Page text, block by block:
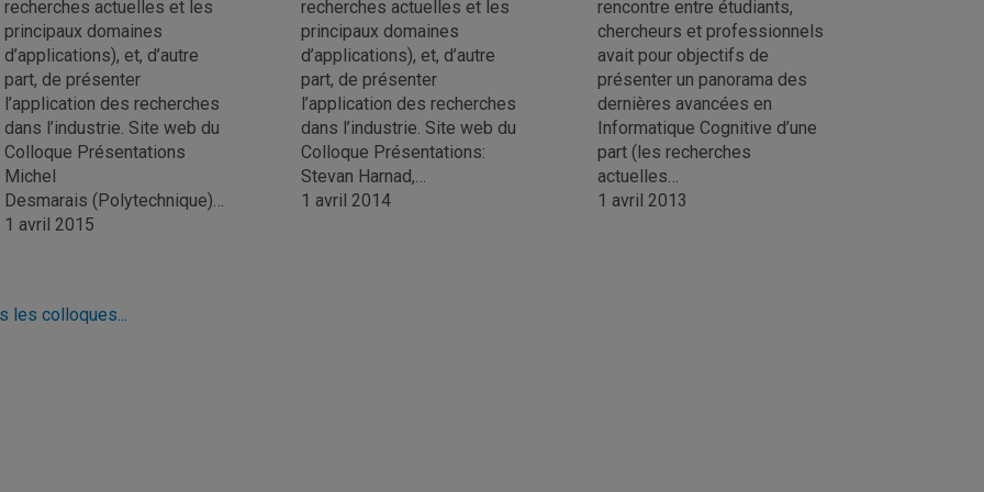
recherches actuelles et les
principaux domaines
d’applications), et, d’autre
part, de présenter
l’application des recherches
dans l’industrie. Site web du
Colloque Présentations
Michel
Desmarais (Polytechnique)…
1 avril 2015
recherches actuelles et les
principaux domaines
d’applications), et, d’autre
part, de présenter
l’application des recherches
dans l’industrie. Site web du
Colloque Présentations:
Stevan Harnad,…
1 avril 2014
rencontre entre étudiants,
chercheurs et professionnels
avait pour objectifs de
présenter un panorama des
dernières avancées en
Informatique Cognitive d’une
part (les recherches
actuelles…
1 avril 2013
les colloques...